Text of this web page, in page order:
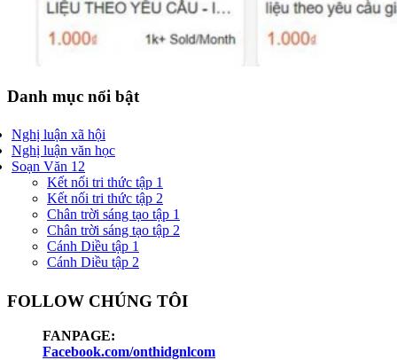
Danh mục nổi bật
Nghị luận xã hội
Nghị luận văn học
Soạn Văn 12
Kết nối tri thức tập 1
Kết nối tri thức tập 2
Chân trời sáng tạo tập 1
Chân trời sáng tạo tập 2
Cánh Diều tập 1
Cánh Diều tập 2
FOLLOW CHÚNG TÔI
FANPAGE:
Facebook.com/onthidgnlcom